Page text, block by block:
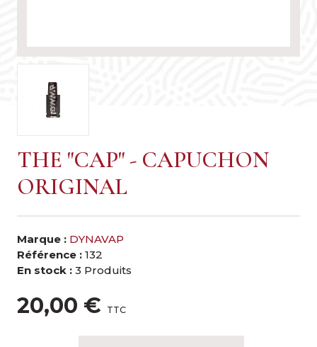
THE "CAP" - CAPUCHON
ORIGINAL
Marque : DYNAVAP
Référence : 132
En stock : 3 Produits
20,00 € TTC